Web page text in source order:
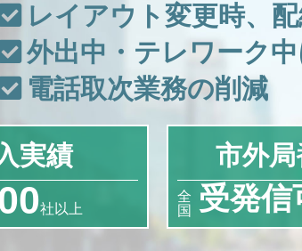
レイアウト変更時、
外出中・テレワーク
電話取次業務の削減
実績
社以上
市外
全
国
受発信